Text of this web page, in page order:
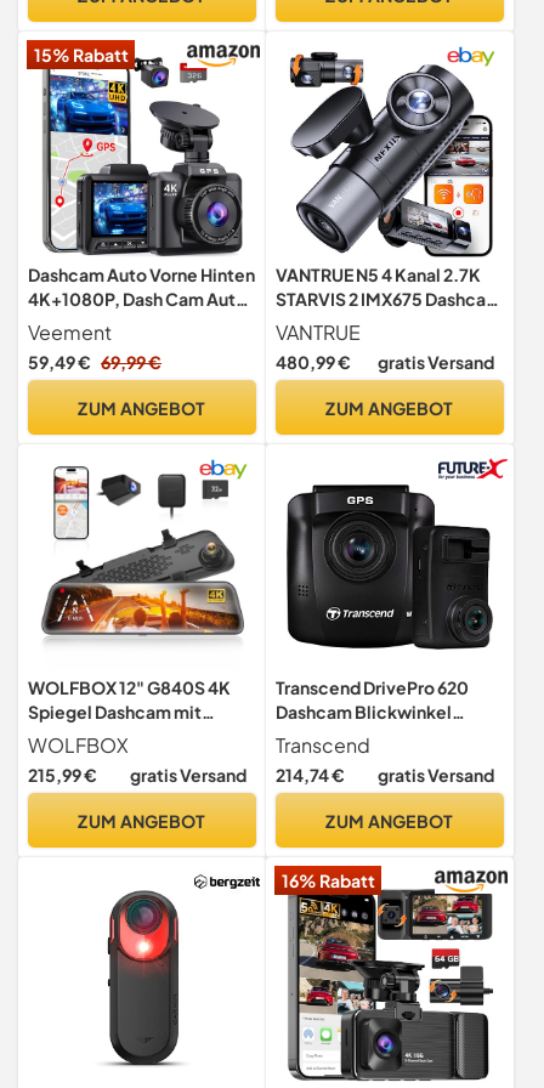
140 Grad
Nachtsicht Pro
die Aufzeichnung,
, Schwarz
15% Rabatt
Dashcam Auto Vorne Hinten
4K+1080P, Dash Cam Auto
mit GPS, Parküberwachung
Veement
59,49 € 69,99 €
ZUM ANGEBOT
VANTRUE N5 4 Kanal 2.7K
STARVIS 2 IMX675 Dashcam
Auto Vorne Innen Hinten
VANTRUE
480,99 € gratis Versand
ZUM ANGEBOT
WOLFBOX 12" G840S 4K
Spiegel Dashcam mit
Rückfahrkamera, 5.8GHz
WiFi Auto Kamera mit IPS-
Touchscreen Dual Dash
Aufnahme und G-Sensor,
kostenlose 32 GB-Karte
WOLFBOX
215,99 € gratis Versand
ZUM ANGEBOT
Transcend DrivePro 620
Dashcam Blickwinkel
horizontal max.=140° Akku,
Display, Dual-Kamera,
Rueckfa
Transcend
214,74 € gratis Versand
ZUM ANGEBOT
16% Rabatt